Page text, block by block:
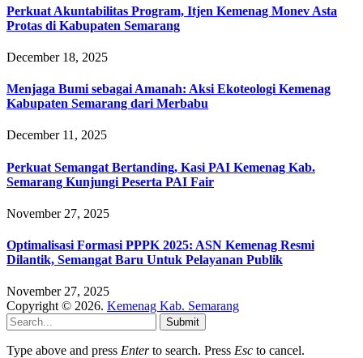
Perkuat Akuntabilitas Program, Itjen Kemenag Monev Asta
Protas di Kabupaten Semarang
December 18, 2025
Menjaga Bumi sebagai Amanah: Aksi Ekoteologi Kemenag
Kabupaten Semarang dari Merbabu
December 11, 2025
Perkuat Semangat Bertanding, Kasi PAI Kemenag Kab.
Semarang Kunjungi Peserta PAI Fair
November 27, 2025
Optimalisasi Formasi PPPK 2025: ASN Kemenag Resmi
Dilantik, Semangat Baru Untuk Pelayanan Publik
November 27, 2025
Copyright © 2026. Kemenag Kab. Semarang
Submit
Type above and press Enterto search. Press Esc to cancel.